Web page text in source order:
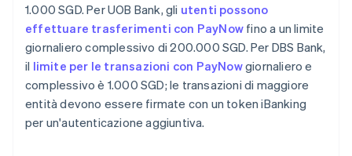
1.000 SGD. Per UOB Bank, gli utenti possono
effettuare trasferimenti con PayNow fino a un limite
giornaliero complessivo di 200.000 SGD. Per DBS Bank,
il limite per le transazioni con PayNowgiornaliero e
complessivo è 1.000 SGD; le transazioni di maggiore
entità devono essere firmate con un token iBanking
per un'autenticazione aggiuntiva.